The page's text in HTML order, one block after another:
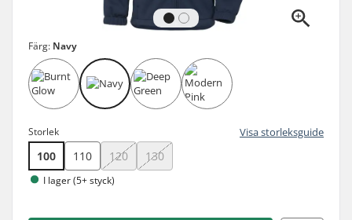
Färg: Navy
Storlek Visa storleksguide
100 110 120 130
I lager (5+ styck)